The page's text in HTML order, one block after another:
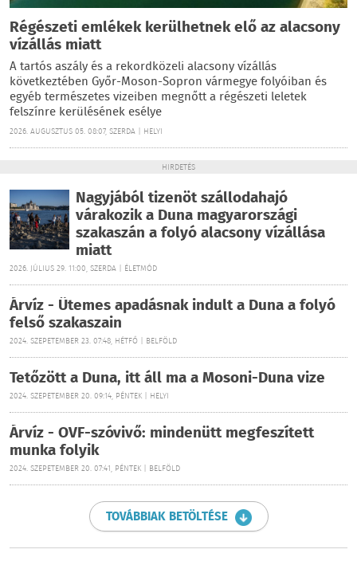
Régészeti emlékek kerülhetnek elő az alacsony
vízállás miatt
A tartós aszály és a rekordközeli alacsony vízállás
következtében Győr-Moson-Sopron vármegye folyóiban és
egyéb természetes vizeiben megnőtt a régészeti leletek
felszínre kerülésének esélye
2026. AUGUSZTUS 05. 08:07, SZERDA | HELYI
HIRDETÉS
Nagyjából tizenöt szállodahajó
várakozik a Duna magyarországi
szakaszán a folyó alacsony vízállása
miatt
2026. JÚLIUS 29. 11:00, SZERDA | ÉLETMÓD
Árvíz - Ütemes apadásnak indult a Duna a folyó
felső szakaszain
2024. SZEPETEMBER 23. 07:48, HÉTFŐ | BELFÖLD
Tetőzött a Duna, itt áll ma a Mosoni-Duna vize
2024. SZEPETEMBER 20. 09:14, PÉNTEK | HELYI
Árvíz - OVF-szóvivő: mindenütt megfeszített
munka folyik
2024. SZEPETEMBER 20. 07:41, PÉNTEK | BELFÖLD
TOVÁBBIAK BETÖLTÉSE